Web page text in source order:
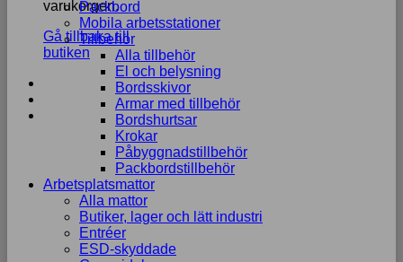
varukorgen.
Gå tillbaka till
butiken
Packbord
Mobila arbetsstationer
Tillbehör
Alla tillbehör
El och belysning
Bordsskivor
Armar med tillbehör
Bordshurtsar
Krokar
Påbyggnadstillbehör
Packbordstillbehör
Arbetsplatsmattor
Alla mattor
Butiker, lager och lätt industri
Entréer
ESD-skyddade